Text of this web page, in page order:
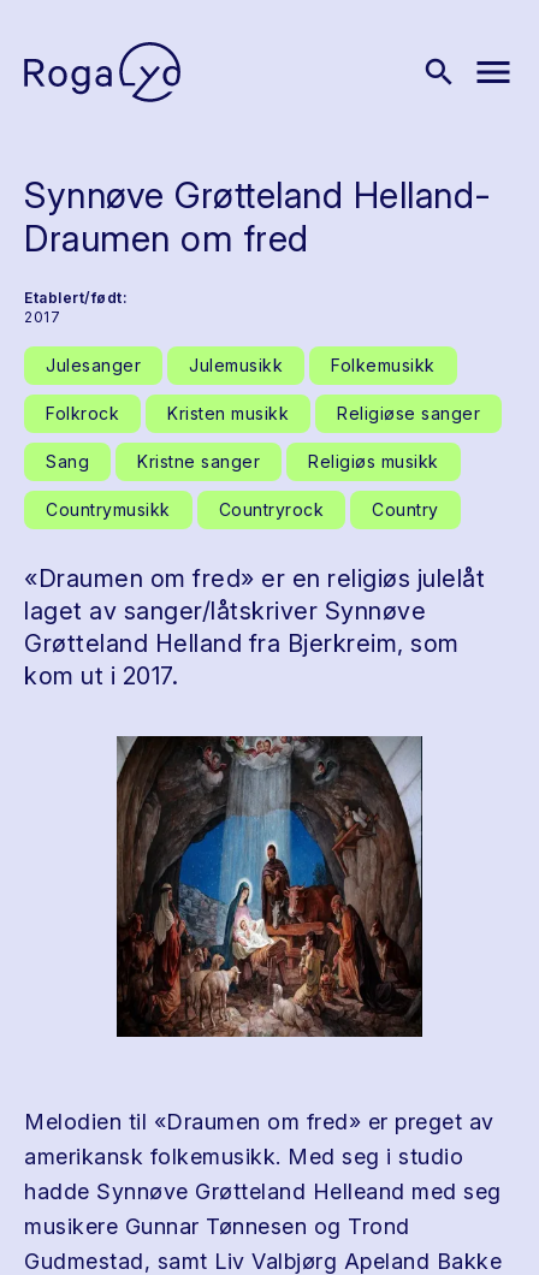
search menu
Synnøve Grøtteland Helland-
Draumen om fred
Etablert/født:
2017
Julesanger Julemusikk Folkemusikk
Folkrock Kristen musikk Religiøse sanger
Sang Kristne sanger Religiøs musikk
Countrymusikk Countryrock Country
«Draumen om fred» er en religiøs julelåt
laget av sanger/låtskriver Synnøve
Grøtteland Helland fra Bjerkreim, som
kom ut i 2017.
Melodien til «Draumen om fred» er preget av
amerikansk folkemusikk. Med seg i studio
hadde Synnøve Grøtteland Helleand med seg
musikere Gunnar Tønnesen og Trond
Gudmestad, samt Liv Valbjørg Apeland Bakke